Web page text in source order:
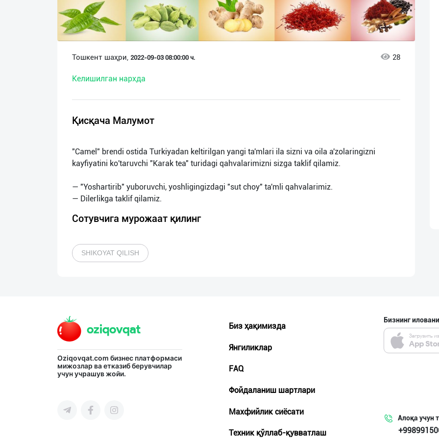
Тошкент шаҳри, 2022-09-03 08:00:00 ч. 28
Келишилган нархда
Қисқача Малумот
"Camel" brendi ostida Turkiyadan keltirilgan yangi ta'mlari ila sizni va oila a'zolaringizni
kayfiyatini ko'taruvchi "Karak tea" turidagi qahvalarimizni sizga taklif qilamiz.
— "Yoshartirib" yuboruvchi, yoshligingizdagi "sut choy" ta'mli qahvalarimiz.
Сотувчига мурожаат қилинг
SHIKOYAT QILISH
Oziqovqat.com бизнес платформаси
мижозлар ва етказиб берувчилар
учун учрашув жойи.
Биз ҳақимизда
Янгиликлар
FAQ
Фойдаланиш шартлари
Махфийлик сиёсати
Техник қўллаб-қувватлаш
Бизнинг
Алоқа учун